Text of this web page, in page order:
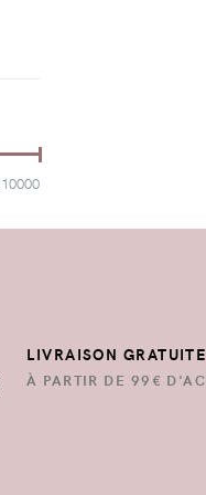
10000
LIVRAISON
À PARTIR DE 99€